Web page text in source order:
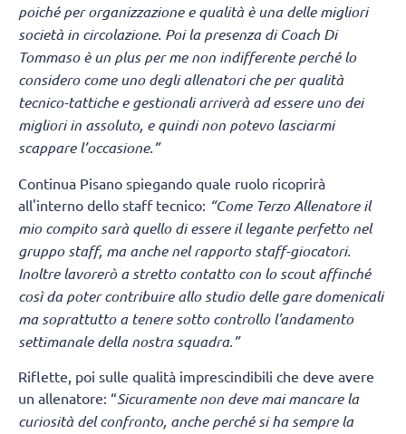
poiché per organizzazione e qualità è una delle migliori
società in circolazione. Poi la presenza di Coach Di
Tommaso è un plus per me non indifferente perché lo
considero come uno degli allenatori che per qualità
tecnico-tattiche e gestionali arriverà ad essere uno dei
migliori in assoluto, e quindi non potevo lasciarmi
scappare l’occasione.”
Continua Pisano spiegando quale ruolo ricoprirà
all'interno dello staff tecnico: “Come Terzo Allenatore il
mio compito sarà quello di essere il legante perfetto nel
gruppo staff, ma anche nel rapporto staff-giocatori.
Inoltre lavorerò a stretto contatto con lo scout affinché
così da poter contribuire allo studio delle gare domenicali
ma soprattutto a tenere sotto controllo l’andamento
settimanale della nostra squadra.”
Riflette, poi sulle qualità imprescindibili che deve avere
un allenatore: “Sicuramente non deve mai mancare la
curiosità del confronto, anche perché si ha sempre la